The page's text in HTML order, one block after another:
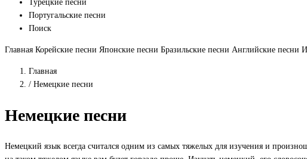
Турецкие песни
Португальские песни
Поиск
Главная Корейские песни Японские песни Бразильские песни Английские песни
Главная
/ Немецкие песни
Немецкие песни
Немецкий язык всегда считался одним из самых тяжелых для изучения и